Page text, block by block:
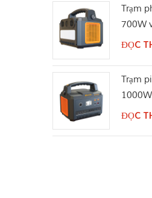
Trạm
700W
dây
ĐỌC
Trạm
ĐỌC